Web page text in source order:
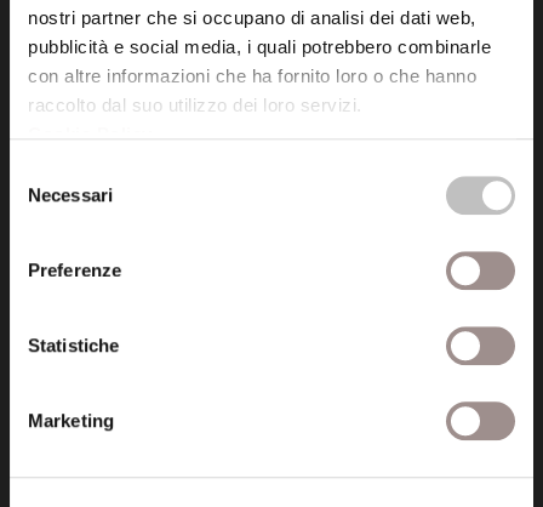
nostri partner che si occupano di analisi dei dati web,
pubblicità e social media, i quali potrebbero combinarle
con altre informazioni che ha fornito loro o che hanno
raccolto dal suo utilizzo dei loro servizi.
delNecessari
Preferenze
Statistiche
Marketing
Seguici
Amministrazione trasparente
Certificazioni
Credits
Whistleblowing